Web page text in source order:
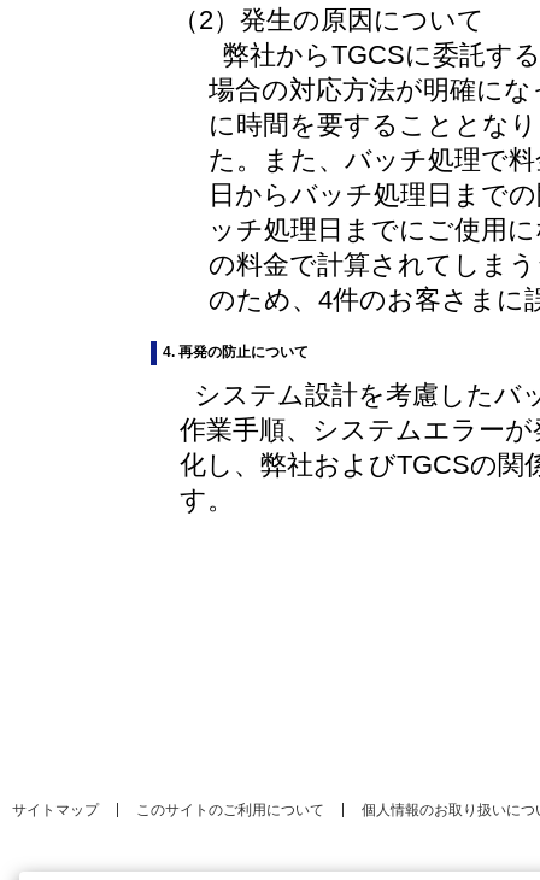
（2）発生の原因について
弊社からTGCSに委託す
場合の対応方法が明確に
に時間を要することとな
た。また、バッチ処理で
日からバッチ処理日まで
ッチ処理日までにご使用
の料金で計算されてしま
のため、4件のお客さまに
4. 再発の防止について
システム設計を考慮したバ
作業手順、システムエラー
化し、弊社およびTGCSの関
す。
サイトマップ このサイトのご利用について 個人情報のお取り扱いにつ